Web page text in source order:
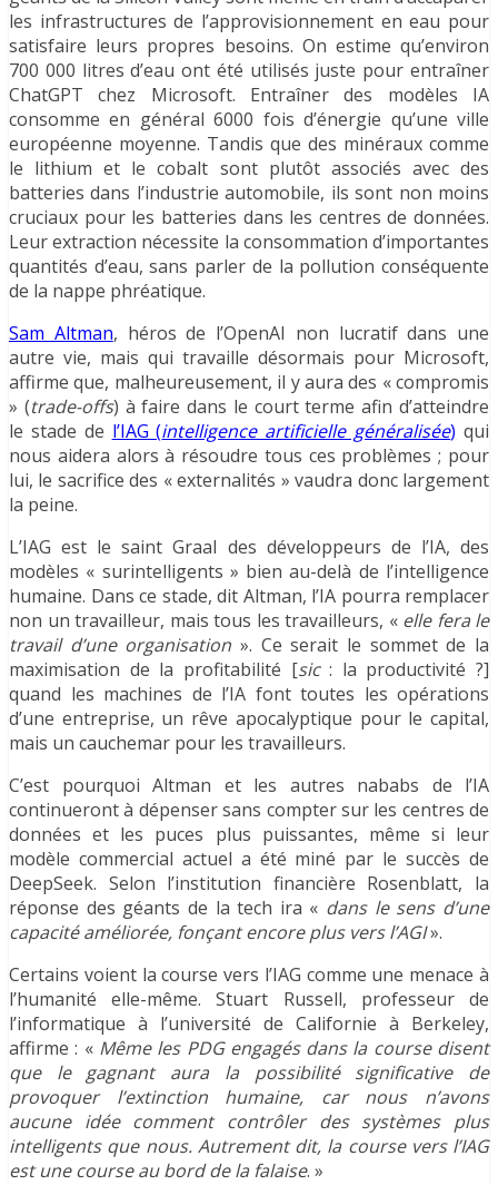
les infrastructures de l’approvisionnement en eau pour
satisfaire leurs propres besoins. On estime qu’environ
700 000 litres d’eau ont été utilisés juste pour entraîner
ChatGPT chez Microsoft. Entraîner des modèles IA
consomme en général 6000 fois d’énergie qu’une ville
européenne moyenne. Tandis que des minéraux comme
le lithium et le cobalt sont plutôt associés avec des
batteries dans l’industrie automobile, ils sont non moins
cruciaux pour les batteries dans les centres de données.
Leur extraction nécessite la consommation d’importantes
quantités d’eau, sans parler de la pollution conséquente
de la nappe phréatique.
Sam Altman, héros de l’OpenAI non lucratif dans une
autre vie, mais qui travaille désormais pour Microsoft,
affirme que, malheureusement, il y aura des « compromis
» (trade-offs) à faire dans le court terme afin d’atteindre
le stade de l’IAG (intelligence artificielle généralisée) qui
nous aidera alors à résoudre tous ces problèmes ; pour
lui, le sacrifice des « externalités » vaudra donc largement
la peine.
L’IAG est le saint Graal des développeurs de l’IA, des
modèles « surintelligents » bien au-delà de l’intelligence
humaine. Dans ce stade, dit Altman, l’IA pourra remplacer
non un travailleur, mais tous les travailleurs, « elle fera le
travail d’une organisation ». Ce serait le sommet de la
maximisation de la profitabilité [sic: la productivité ?]
quand les machines de l’IA font toutes les opérations
d’une entreprise, un rêve apocalyptique pour le capital,
mais un cauchemar pour les travailleurs.
C’est pourquoi Altman et les autres nababs de l’IA
continueront à dépenser sans compter sur les centres de
données et les puces plus puissantes, même si leur
modèle commercial actuel a été miné par le succès de
DeepSeek. Selon l’institution financière Rosenblatt, la
réponse des géants de la tech ira « dans le sens d’une
capacité améliorée, fonçant encore plus vers l’AGI».
Certains voient la course vers l’IAG comme une menace à
l’humanité elle-même. Stuart Russell, professeur de
l’informatique à l’université de Californie à Berkeley,
affirme : « Même les PDG engagés dans la course disent
que le gagnant aura la possibilité significative de
provoquer l’extinction humaine, car nous n’avons
aucune idée comment contrôler des systèmes plus
intelligents que nous. Autrement dit, la course vers l’IAG
est une course au bord de la falaise. »